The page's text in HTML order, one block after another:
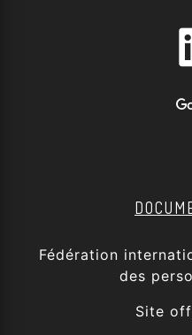
Fédération
des
Site